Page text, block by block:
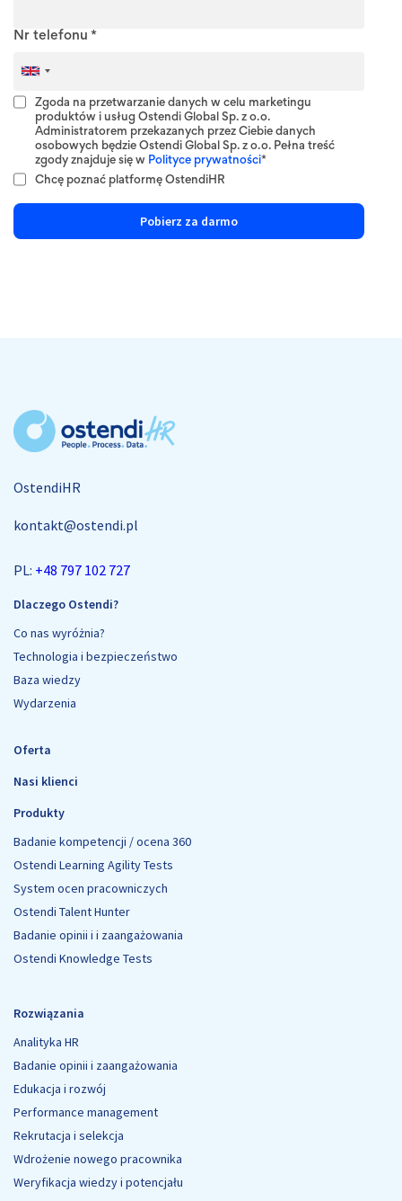
Nr telefonu *
Zgoda na przetwarzanie danych w celu marketingu
produktów i usług Ostendi Global Sp. z o.o.
Administratorem przekazanych przez Ciebie danych
osobowych będzie Ostendi Global Sp. z o.o. Pełna treść
zgody znajduje się w Polityce prywatności*
Chcę poznać platformę OstendiHR
OstendiHR
kontakt@ostendi.pl
PL: +48 797 102 727
Dlaczego Ostendi?
Co nas wyróżnia?
Technologia i bezpieczeństwo
Baza wiedzy
Wydarzenia
Oferta
Nasi klienci
Produkty
Badanie kompetencji / ocena 360
Ostendi Learning Agility Tests
System ocen pracowniczych
Ostendi Talent Hunter
Badanie opinii i i zaangażowania
Ostendi Knowledge Tests
Rozwiązania
Analityka HR
Badanie opinii i zaangażowania
Edukacja i rozwój
Performance management
Rekrutacja i selekcja
Wdrożenie nowego pracownika
Weryfikacja wiedzy i potencjału